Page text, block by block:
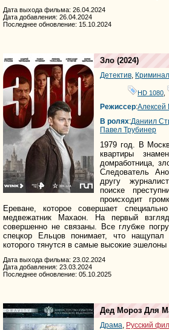
Дата выхода фильма: 26.04.2024
Дата добавления: 26.04.2024
Последнее обновление: 15.10.2024
Зло (2024)
Детектив Криминал
HD 1080
Режиссер:Алексей
В ролях:Даниил
Павел Трубинер
1979 год. В
квартиры
домработница,
Следователь
другу
поиске
происходит
Ереване, которое совершает
медвежатник Махаон. На первый
совершенно не связаны. Все глубже
спецкор Ельцов понимает, что нащупал
которого тянутся в самые высокие эшелоны
Дата выхода фильма: 23.02.2024
Дата добавления: 23.03.2024
Последнее обновление: 05.10.2025
Дед Мороз Для
Драма Русский